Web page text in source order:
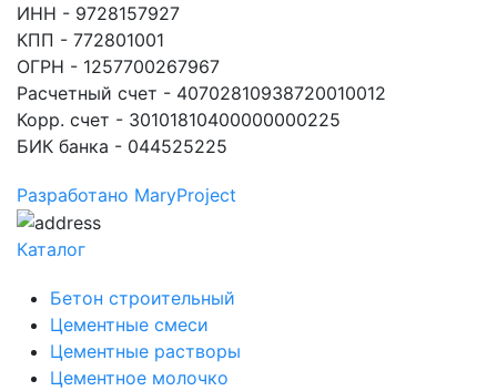
ИНН - 9728157927
КПП - 772801001
ОГРН - 1257700267967
Расчетный счет - 40702810938720010012
Корр. счет - 30101810400000000225
БИК банка - 044525225
Разработано MaryProject
Каталог
Бетон строительный
Цементные смеси
Цементные растворы
Цементное молочко